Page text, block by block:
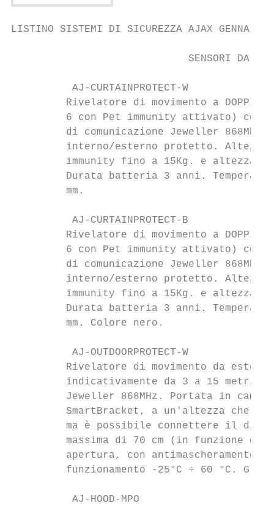
LISTINO SISTEMI DI SICUREZZA AJAX
SENSORI DA
AJ-CURTAINPROTECT-W
Rivelatore di movimento a DOPPIA
6 con Pet immunity attivato) con
di comunicazione Jeweller
interno/esterno protetto.
immunity fino a 15Kg. e altezza
Durata batteria 3 anni.
         mm.
AJ-CURTAINPROTECT-B
Rivelatore di movimento a DOPPIA
6 con Pet immunity attivato) con
di comunicazione Jeweller
interno/esterno protetto.
immunity fino a 15Kg. e altezza
Durata batteria 3 anni.
         mm. Colore nero.
AJ-OUTDOORPROTECT-W
Rivelatore di movimento da
indicativamente da 3 a 15 metri
Jeweller 868MHz. Portata in
SmartBracket, a un'altezza che
ma è possibile connettere il
massima di 70 cm (in funzione
apertura, con antimascheramento
funzionamento -25°C ÷ 60 °C.
AJ-HOOD-MPO